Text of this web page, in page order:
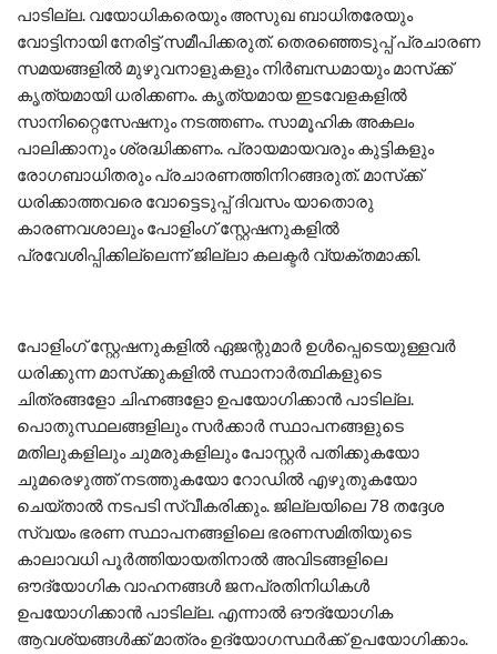
പാടില്ല. വയോധികരെയും അസുഖ ബാധിതരേയും
വോട്ടിനായി നേരിട്ട് സമീപിക്കരുത്. തെരഞ്ഞെടുപ്പ് പ്രചാരണ
സമയങ്ങളില്‍ മുഴുവനാളുകളും നിര്‍ബന്ധമായും മാസ്‌ക്ക്
കൃത്യമായി ധരിക്കണം. കൃത്യമായ ഇടവേളകളില്‍
സാനിറ്റൈസേഷനും നടത്തണം. സാമൂഹിക അകലം
പാലിക്കാനും ശ്രദ്ധിക്കണം. പ്രായമായവരും കുട്ടികളും
രോഗബാധിതരും പ്രചാരണത്തിനിറങ്ങരുത്. മാസ്‌ക്ക്
ധരിക്കാത്തവരെ വോട്ടെടുപ്പ് ദിവസം യാതൊരു
കാരണവശാലും പോളിംഗ് സ്റ്റേഷനുകളില്‍
പ്രവേശിപ്പിക്കില്ലെന്ന് ജില്ലാ കലക്ടര്‍ വ്യക്തമാക്കി.
പോളിംഗ് സ്റ്റേഷനുകളില്‍ ഏജന്റുമാര്‍ ഉള്‍പ്പെടെയുള്ളവര്‍
ധരിക്കുന്ന മാസ്‌ക്കുകളില്‍ സ്ഥാനാര്‍ത്ഥികളുടെ
ചിത്രങ്ങളോ ചിഹ്നങ്ങളോ ഉപയോഗിക്കാന്‍ പാടില്ല.
പൊതുസ്ഥലങ്ങളിലും സര്‍ക്കാര്‍ സ്ഥാപനങ്ങളുടെ
മതിലുകളിലും ചുമരുകളിലും പോസ്റ്റര്‍ പതിക്കുകയോ
ചുമരെഴുത്ത് നടത്തുകയോ റോഡില്‍ എഴുതുകയോ
ചെയ്താല്‍ നടപടി സ്വീകരിക്കും. ജില്ലയിലെ 78 തദ്ദേശ
സ്വയം ഭരണ സ്ഥാപനങ്ങളിലെ ഭരണസമിതിയുടെ
കാലാവധി പൂര്‍ത്തിയായതിനാല്‍ അവിടങ്ങളിലെ
ഔദ്യോഗിക വാഹനങ്ങള്‍ ജനപ്രതിനിധികള്‍
ഉപയോഗിക്കാന്‍ പാടില്ല. എന്നാല്‍ ഔദ്യോഗിക
ആവശ്യങ്ങള്‍ക്ക് മാത്രം ഉദ്യോഗസ്ഥര്‍ക്ക് ഉപയോഗിക്കാം.